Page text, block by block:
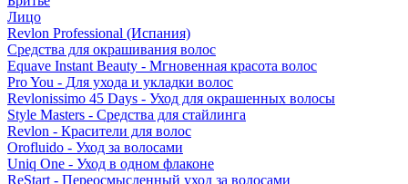
Лицо
Revlon Professional (Испания)
Средства для окрашивания волос
Equave Instant Beauty - Мгновенная красота волос
Pro You - Для ухода и укладки волос
Revlonissimo 45 Days - Уход для окрашенных волосы
Style Masters - Средства для стайлинга
Revlon - Красители для волос
Orofluido - Уход за волосами
Uniq One - Уход в одном флаконе
ReStart - Переосмысленный уход за волосами